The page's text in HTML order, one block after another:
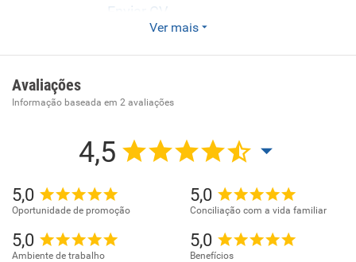
Enviar CV
Ver mais
Avaliações
Informação baseada em 2 avaliações
4,5
5,0
Oportunidade de promoção
5,0
Conciliação com a vida familiar
5,0
Ambiente de trabalho
5,0
Benefícios